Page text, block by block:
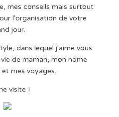
mes conseils mais surtout
l'organisation de votre
jour.
dans lequel j'aime vous
de maman, mon home
mes voyages.
visite !